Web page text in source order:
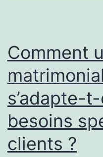
Lyon
?
Comment
s’adapte-
besoins
clients ?